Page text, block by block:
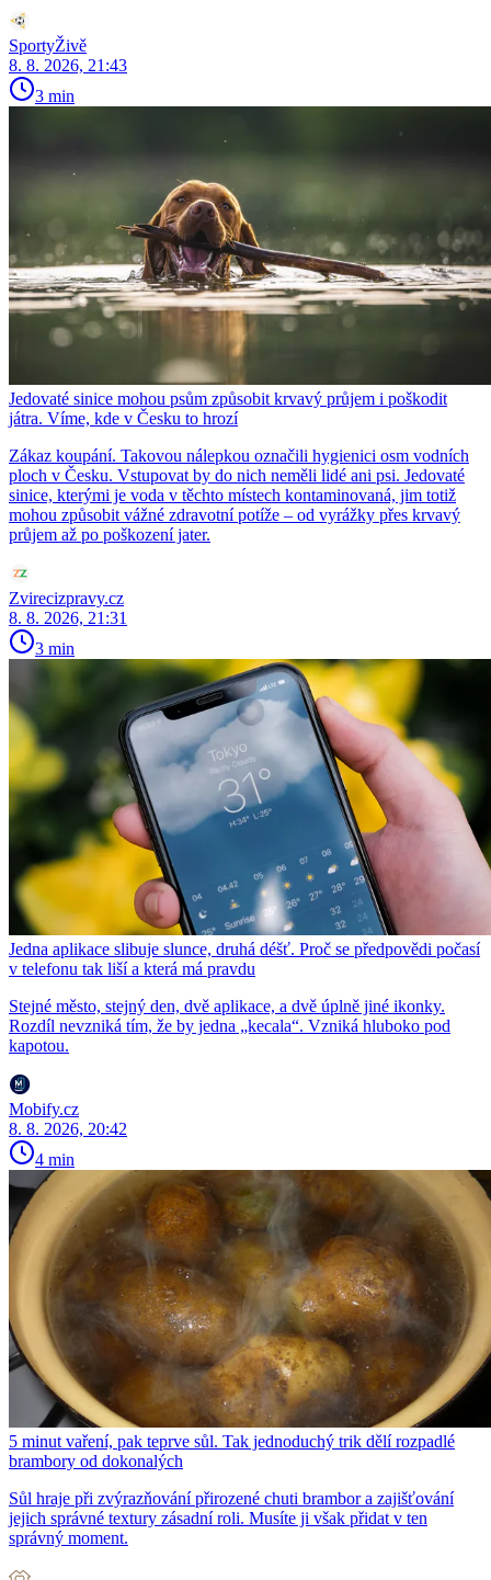
SportyŽivě
8. 8. 2026, 21:43
3 min
Jedovaté sinice mohou psům způsobit krvavý průjem i poškodit
játra. Víme, kde v Česku to hrozí
Zákaz koupání. Takovou nálepkou označili hygienici osm vodních
ploch v Česku. Vstupovat by do nich neměli lidé ani psi. Jedovaté
sinice, kterými je voda v těchto místech kontaminovaná, jim totiž
mohou způsobit vážné zdravotní potíže – od vyrážky přes krvavý
průjem až po poškození jater.
Zvirecizpravy.cz
8. 8. 2026, 21:31
3 min
Jedna aplikace slibuje slunce, druhá déšť. Proč se předpovědi počasí
v telefonu tak liší a která má pravdu
Stejné město, stejný den, dvě aplikace, a dvě úplně jiné ikonky.
Rozdíl nevzniká tím, že by jedna „kecala“. Vzniká hluboko pod
kapotou.
Mobify.cz
8. 8. 2026, 20:42
4 min
5 minut vaření, pak teprve sůl. Tak jednoduchý trik dělí rozpadlé
brambory od dokonalých
Sůl hraje při zvýrazňování přirozené chuti brambor a zajišťování
jejich správné textury zásadní roli. Musíte ji však přidat v ten
správný moment.